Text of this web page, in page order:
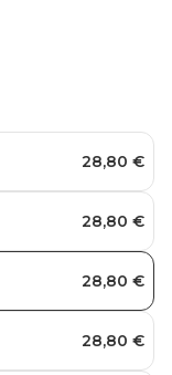
28,80 €
28,80 €
28,80 €
28,80 €